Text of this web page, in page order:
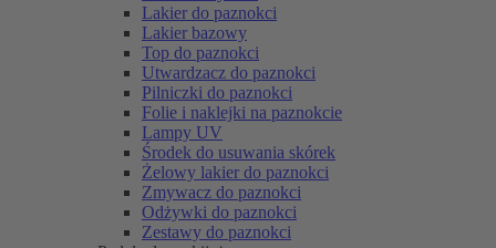
Lakier do paznokci
Lakier bazowy
Top do paznokci
Utwardzacz do paznokci
Pilniczki do paznokci
Folie i naklejki na paznokcie
Lampy UV
Środek do usuwania skórek
Żelowy lakier do paznokci
Zmywacz do paznokci
Odżywki do paznokci
Zestawy do paznokci